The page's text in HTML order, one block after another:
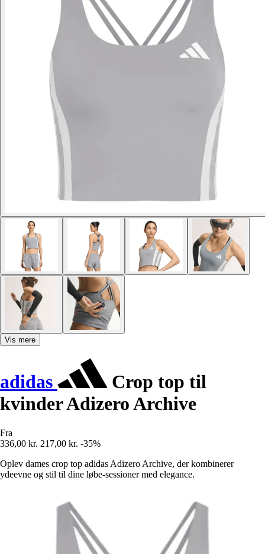
Vis mere
adidas
Crop top til
kvinder Adizero Archive
Fra
336,00 kr. 217,00 kr. -35%
Oplev dames crop top adidas Adizero Archive, der kombinerer
ydeevne og stil til dine løbe-sessioner med elegance.